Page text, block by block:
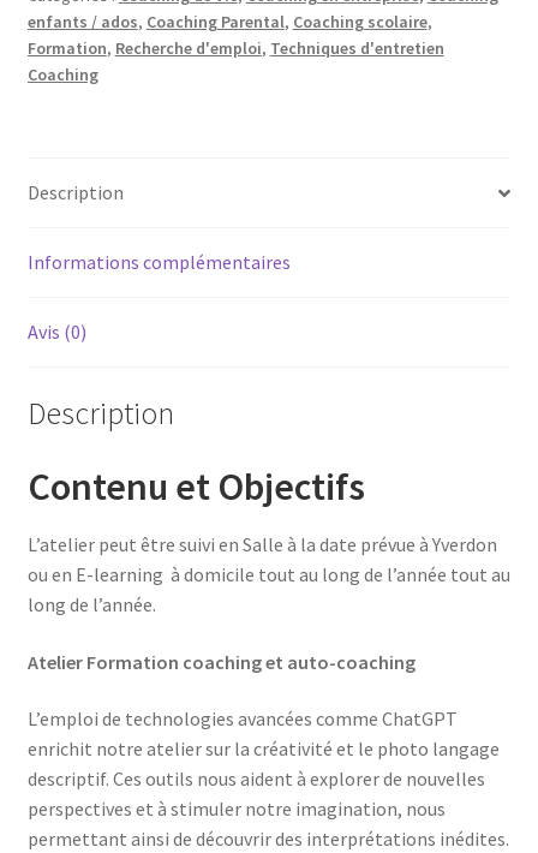
créativité
en
entretien
n
a
enfants / ados, Coaching Parental, Coaching scolaire,
Formation, Recherche d'emploi, Techniques d'entretien
Coaching
Description
Informations complémentaires
Avis (0)
Description
Contenu et Objectifs
L’atelier peut être suivi en Salle à la date prévue à Yverdon
ou en E-learning à domicile tout au long de l’année tout au
long de l’année.
Atelier Formation coaching et auto-coaching
L’emploi de technologies avancées comme ChatGPT
enrichit notre atelier sur la créativité et le photo langage
descriptif. Ces outils nous aident à explorer de nouvelles
perspectives et à stimuler notre imagination, nous
permettant ainsi de découvrir des interprétations inédites.